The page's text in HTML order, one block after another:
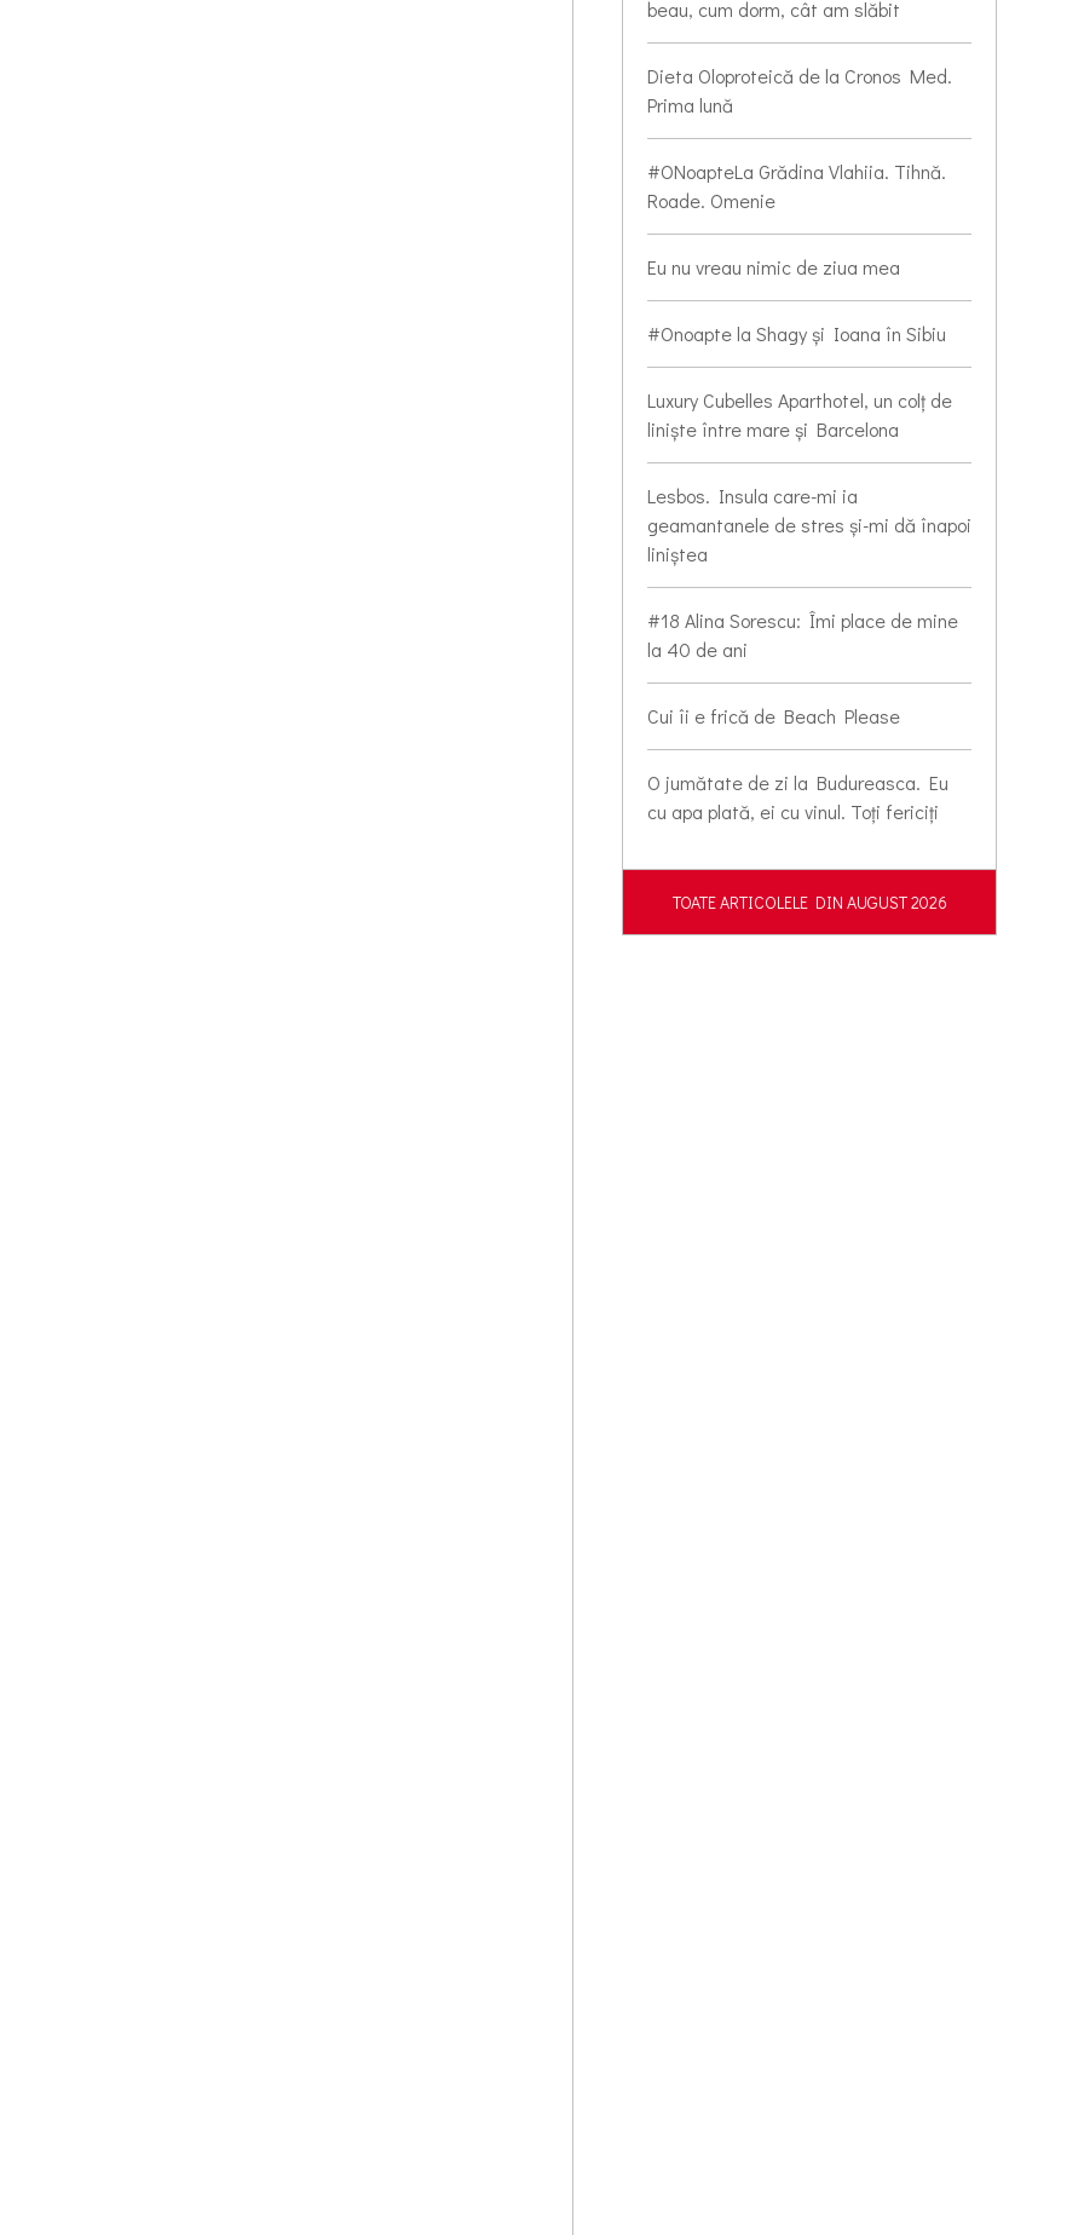
beau, cum dorm, cât am slăbit
Dieta Oloproteică de la Cronos Med.
Prima lună
#ONoapteLa Grădina Vlahiia. Tihnă.
Roade. Omenie
Eu nu vreau nimic de ziua mea
#Onoapte la Shagy și Ioana în Sibiu
Luxury Cubelles Aparthotel, un colț de
liniște între mare și Barcelona
Lesbos. Insula care-mi ia
geamantanele de stres și-mi dă înapoi
liniștea
#18 Alina Sorescu: Îmi place de mine
la 40 de ani
Cui îi e frică de Beach Please
O jumătate de zi la Budureasca. Eu
cu apa plată, ei cu vinul. Toți fericiți
TOATE ARTICOLELE DIN AUGUST 2026